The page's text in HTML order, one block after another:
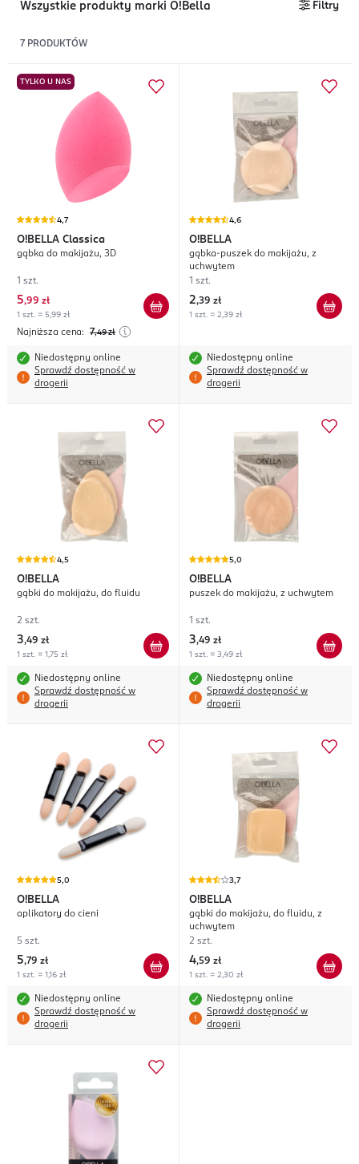
Wszystkie produkty marki O!Bella Filtry
7 PRODUKTÓW
TYLKO U NAS
4,7
O!BELLA Classica
gąbka do makijażu, 3D
1 szt.
5,99 zł
1 szt. = 5,99 zł
Najniższa cena: 7,49 zł
Niedostępny online
Sprawdź dostępność w
drogerii
4,6
O!BELLA
gąbka-puszek do makijażu, z
uchwytem
1 szt.
2,39 zł
1 szt. = 2,39 zł
Niedostępny online
Sprawdź dostępność w
drogerii
4,5
O!BELLA
gąbki do makijażu, do fluidu
2 szt.
3,49 zł
1 szt. = 1,75 zł
Niedostępny online
Sprawdź dostępność w
drogerii
5,0
O!BELLA
puszek do makijażu, z uchwytem
1 szt.
3,49 zł
1 szt. = 3,49 zł
Niedostępny online
Sprawdź dostępność w
drogerii
5,0
O!BELLA
aplikatory do cieni
5 szt.
5,79 zł
1 szt. = 1,16 zł
Niedostępny online
Sprawdź dostępność w
drogerii
3,7
O!BELLA
gąbki do makijażu, do fluidu, z
uchwytem
2 szt.
4,59 zł
1 szt. = 2,30 zł
Niedostępny online
Sprawdź dostępność w
drogerii